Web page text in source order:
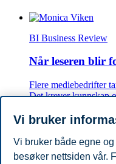
BI Business Review
Når leseren blir
Flere mediebedrifter
Det krever kunnskap
BI Business Review
Vi bruker
Vi bruker både egne
besøker nettsiden vår.